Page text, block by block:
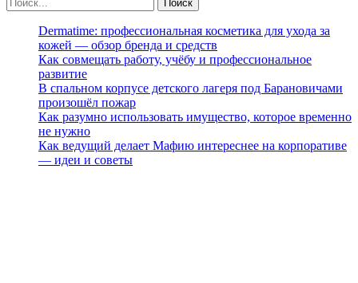
Dermatime: профессиональная косметика для ухода за
кожей — обзор бренда и средств
Как совмещать работу, учёбу и профессиональное
развитие
В спальном корпусе детского лагеря под Барановичами
произошёл пожар
Как разумно использовать имущество, которое временно
не нужно
Как ведущий делает Мафию интереснее на корпоративе
— идеи и советы